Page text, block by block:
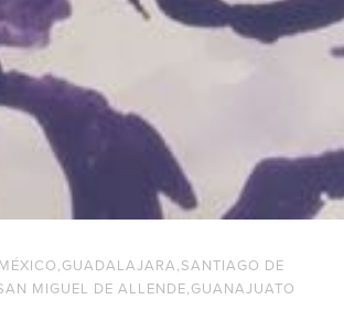
DE
MIGUEL DE ALLENDE,GUANAJUATO